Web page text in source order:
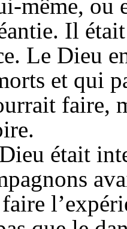
même, ou
Il
Le Dieu
et qui
faire,
était